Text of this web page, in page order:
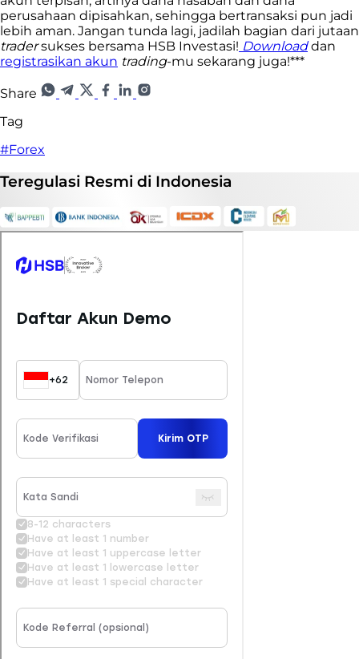
perusahaan dipisahkan, sehingga bertransaksi pun jadi
lebih aman. Jangan tunda lagi, jadilah bagian dari jutaan
tradersukses bersama HSB Investasi! Downloaddan
registrasikan akun trading-mu sekarang juga!***
Share
Tag
#Forex
Teregulasi Resmi di Indonesia